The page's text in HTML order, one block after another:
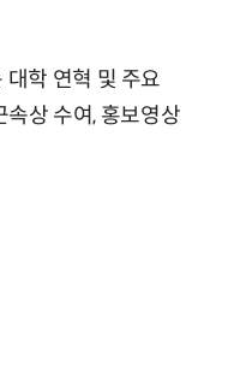
학 연혁 및 주요
상 수여, 홍보영상